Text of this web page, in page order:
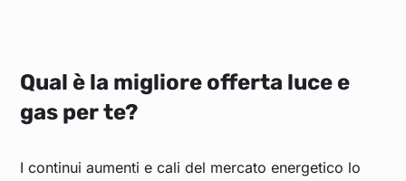
Qual è la migliore offerta luce e
gas per te?
I continui aumenti e cali del mercato energetico lo